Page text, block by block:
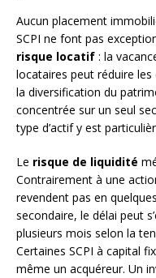
Aucun placement
SCPI ne font pas
risque locatif : la
locataires peut réduire
la diversification du
concentrée sur un seul
type d’actif y est
Le risque de liquidité
Contrairement à une
revendent pas en
secondaire, le délai peut
plusieurs mois selon la
Certaines SCPI à capital
même un acquéreur. Un